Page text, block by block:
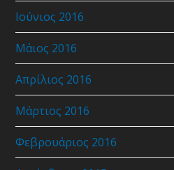
Ιούνιος 2016
Μάιος 2016
Απρίλιος 2016
Μάρτιος 2016
Φεβρουάριος 2016